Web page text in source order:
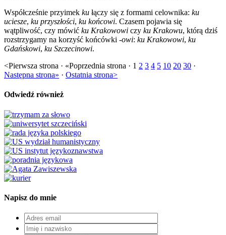
Współcześnie przyimek ku łączy się z formami celownika: ku
uciesze, ku przyszłości, ku końcowi. Czasem pojawia się
wątpliwość, czy mówić ku Krakowowi czy ku Krakowu, którą dziś
rozstrzygamy na korzyść końcówki -owi: ku Krakowowi, ku
Gdańskowi, ku Szczecinowi.
<Pierwsza strona · «Poprzednia strona · 1 2 3 4 5 10 20 30 ·
Następna strona» · Ostatnia strona>
Odwiedź również
Napisz do mnie